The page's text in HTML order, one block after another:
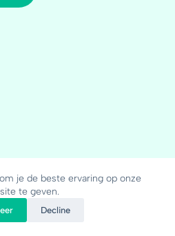
je de beste ervaring op onze
te geven.
Decline
voor alle locaties tot en